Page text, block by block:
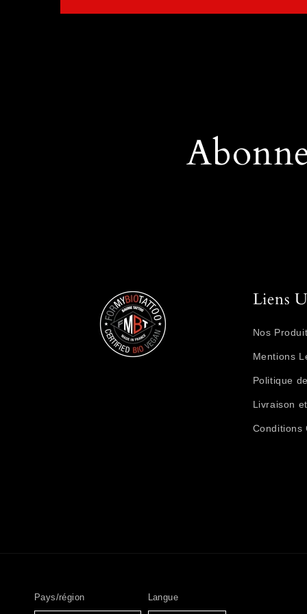
Liens
Nos
Mentions
Politique
Livraison
Conditions
Pays/région Langue